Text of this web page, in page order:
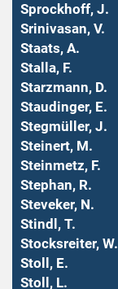
Sprockhoff, J.
Srinivasan, V.
Staats, A.
Stalla, F.
Starzmann, D.
Staudinger, E.
Stegmüller, J.
Steinert, M.
Steinmetz, F.
Stephan, R.
Steveker, N.
Stindl, T.
Stocksreiter, W.
Stoll, E.
Stoll, L.